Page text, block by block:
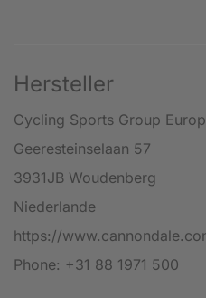
Hersteller
Cycling Sports Group
Geeresteinselaan 57
3931JB Woudenberg
Niederlande
https://
Phone: +31 88 1971 500